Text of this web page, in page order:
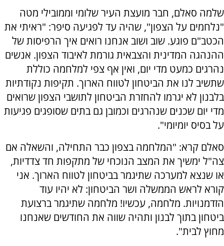
שלמה סאלם, חבר מועצת העיר שלומי וממובילי מטה
"נלחמים על הצפון", שהיה עד לפגיעה סיפר: "ראיתי את
הכטב"ם פוגע. שוב ושוב אנחנו רואים איך הרפיסות של
ההנהגה המדינית והצבאית גורמת לאיבוד הצפון. אנשים
נהרגים כמעט מדי יום, ואין אף צפי למלחמה כוללת
שתשיב לנו את הביטחון לטווח הארוך. תקיפות נקודתיות
בלבנון לא יגרמו להחזרת הביטחון לתושבי הצפון שרואים
מדי יום שכנים שנהרגים וכמובן גם בתים שסופגים פגיעות
על בסיס יומיומי".
סאלם קרא: "המלחמה בצפון כבר התחילה, והשאלה אם
צה"ל ימשיך את המצב הנוכחי של מתקפות חד צדדיות,
או שנצא למערכה שתיגמר בביטחון לטווח הארוך. אני
קורא לראש הממשלה ושר הביטחון: לא יהיו עוד
הזדמנויות. מלחמה, עכשיו! מלחמה שתיגמר ברצועת
ביטחון בתוך לבנון ותהיה שווה את החודשים שאנחנו
מחוץ לבית".